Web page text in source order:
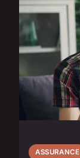
ASSURANCE